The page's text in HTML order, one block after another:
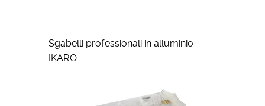
Sgabelli professionali in alluminio
IKARO